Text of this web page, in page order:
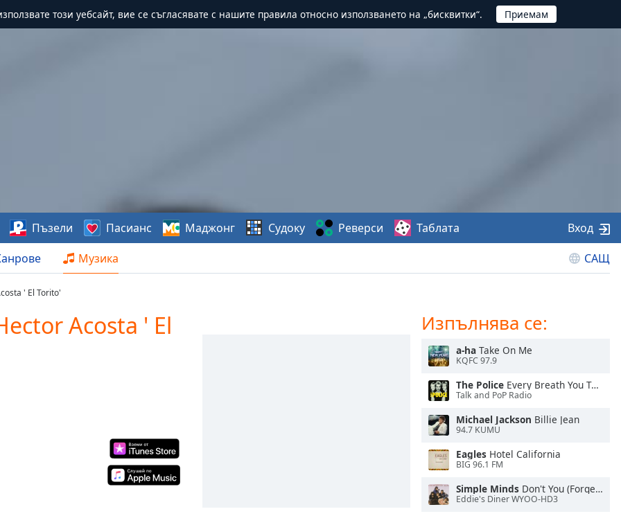
този уебсайт, вие се съгласявате с нашите правила относно използването на „бисквитки“.
Музика САЩ
Пъзели Пасианс Маджонг Судоку Реверси Таблата Вход
' El Torito'
Acosta ' El
Изпълнява се:
a-ha Take On Me
KQFC 97.9
The Police Every Breath You Take
Talk and PoP Radio
Michael Jackson Billie Jean
94.7 KUMU
Eagles Hotel California
BIG 96.1 FM
Simple Minds Don't You (Forget About Me)
Eddie's Diner WYOO-HD3